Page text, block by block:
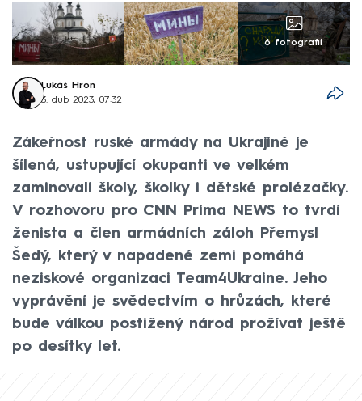
6 fotografií
Lukáš Hron
3. dub 2023, 07:32
Zákeřnost ruské armády na Ukrajině je
šílená, ustupující okupanti ve velkém
zaminovali školy, školky i dětské prolézačky.
V rozhovoru pro CNN Prima NEWS to tvrdí
ženista a člen armádních záloh Přemysl
Šedý, který v napadené zemi pomáhá
neziskové organizaci Team4Ukraine. Jeho
vyprávění je svědectvím o hrůzách, které
bude válkou postižený národ prožívat ještě
po desítky let.